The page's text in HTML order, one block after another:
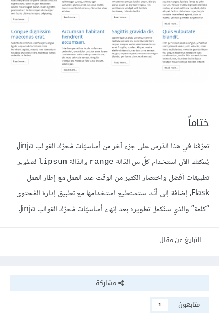
ختاماً
تعرّفنا في هذا الدّرس على جزء آخر من أساسيّات مُحرّك القوالب Jinja،
يُمكنك الآن استخدام كلّ من الدّالة range والدّالة lipsum لتطوير
تطبيقات أفضل واختصار الكثير من الوقت عند العمل مع إطار العمل
Flask، إضافة إلى أنّك ستستطيع استخدامها مع تطبيق إدارة المُحتوى
“كلمة” والذي سنُكمل تطويره بعد إنهاء أساسيّات مُحرّك القوالب Jinja.
التبليغ عن مقال
مشاركة
متابعون
1